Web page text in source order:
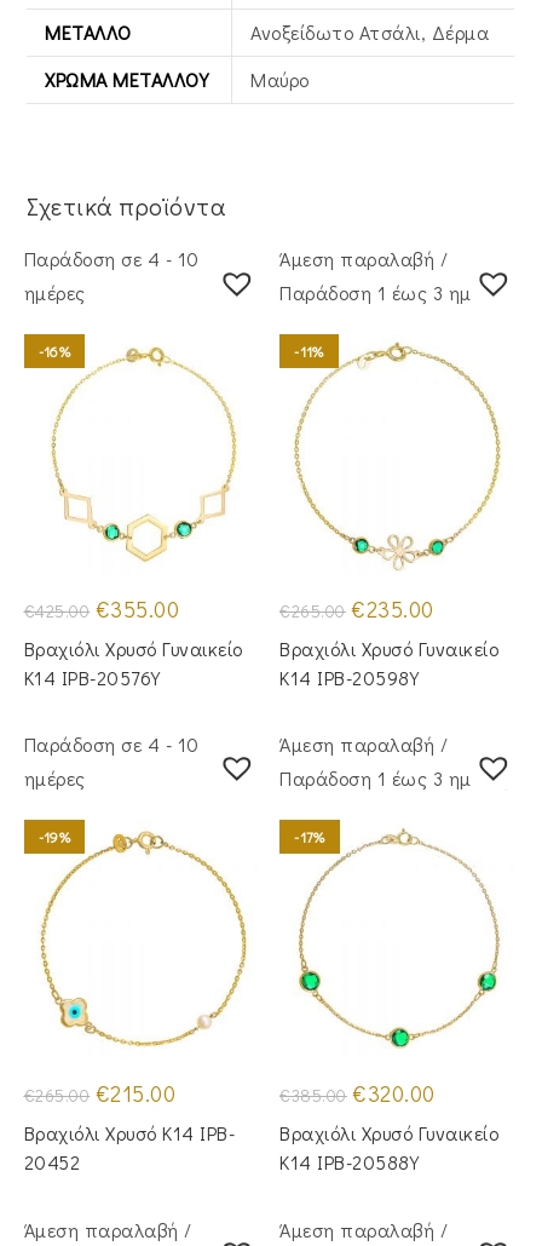
ΜΈΤΑΛΛΟ
Ανοξείδωτο Ατσάλι, Δέρμα
ΧΡΏΜΑ ΜΕΤΆΛΛΟΥ
Μαύρο
Σχετικά προϊόντα
Παράδοση σε 4 - 10
ημέρες
-16%
€425.00 Original
price
was:
€425.00.
€355.00
είναι:
Βραχιόλι Χρυσό Γυναικείο
Κ14 IPB-20576Y
Άμεση παραλαβή /
Παράδoση 1 έως 3 ημέρες
-11%
€265.00 Original
price
was:
€265.00.
€235.00
είναι:
Βραχιόλι Χρυσό Γυναικείο
Κ14 IPB-20598Y
Παράδοση σε 4 - 10
ημέρες
-19%
€265.00 Original
price
was:
€265.00.
€215.00
τιμή
είναι:
Βραχιόλι Χρυσό Κ14 IPB-
20452
Άμεση παραλαβή /
Παράδoση 1 έως 3 ημέρες
-17%
€385.00 Original
price
was:
€385.00.
€320.00
είναι:
Βραχιόλι Χρυσό Γυναικείο
Κ14 IPB-20588Y
Άμεση παραλαβή /
Άμεση παραλαβή /